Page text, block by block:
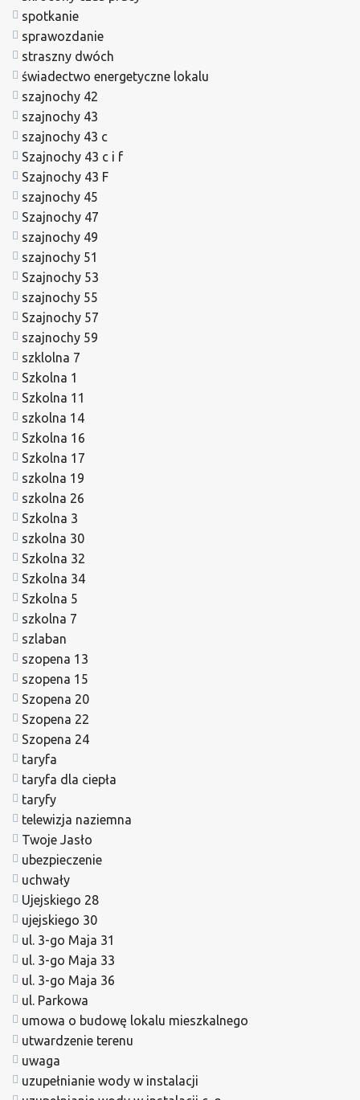
spotkanie
sprawozdanie
straszny dwóch
świadectwo energetyczne lokalu
szajnochy 42
szajnochy 43
szajnochy 43 c
Szajnochy 43 c i f
Szajnochy 43 F
szajnochy 45
Szajnochy 47
szajnochy 49
szajnochy 51
Szajnochy 53
szajnochy 55
Szajnochy 57
szajnochy 59
szklolna 7
Szkolna 1
Szkolna 11
szkolna 14
Szkolna 16
Szkolna 17
szkolna 19
szkolna 26
Szkolna 3
szkolna 30
Szkolna 32
Szkolna 34
Szkolna 5
szkolna 7
szlaban
szopena 13
szopena 15
Szopena 20
Szopena 22
Szopena 24
taryfa
taryfa dla ciepła
taryfy
telewizja naziemna
Twoje Jasło
ubezpieczenie
uchwały
Ujejskiego 28
ujejskiego 30
ul. 3-go Maja 31
ul. 3-go Maja 33
ul. 3-go Maja 36
ul. Parkowa
umowa o budowę lokalu mieszkalnego
utwardzenie terenu
uwaga
uzupełnianie wody w instalacji